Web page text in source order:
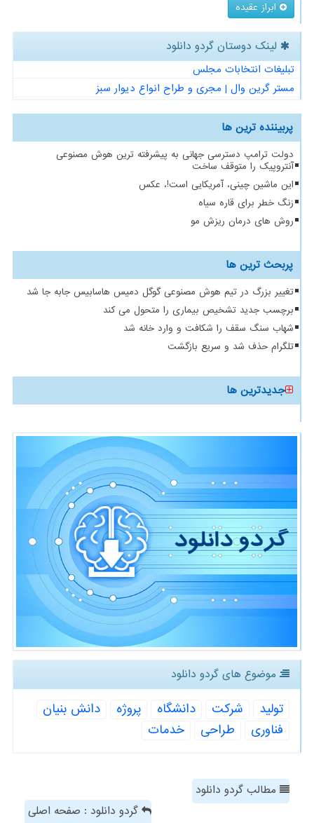
ابراز عقیده
لینک دوستان گردو دانلود
تبلیغات انتخابات مجلس
مستر گرین وال | مجری و طراح انواع دیوار سبز
پربیننده ترین ها
دولت ترامپ دسترسی جهانی به پیشرفته ترین هوش مصنوعی
آنتروپیک را متوقف ساخت
این ماشین چینی، آمریکایی است!، عکس
زنگ خطر برای قاره سیاه
روش های درمان ریزش مو
پربحث ترین ها
تغییر بزرگ در تیم هوش مصنوعی گوگل دمیس هاسابیس جابه جا شد
برچسب جدید تشخیص بیماری را متحول می کند
شهاب سنگ سقف را شکافت و وارد خانه شد
تلگرام حذف شد و سریع بازگشت
جدیدترین ها
موضوع های گردو دانلود
تولید شركت دانشگاه پروژه
دانش بنیان
فناوری
طراحی خدمات
مطالب گردو دانلود
گردو دانلود : صفحه اصلی